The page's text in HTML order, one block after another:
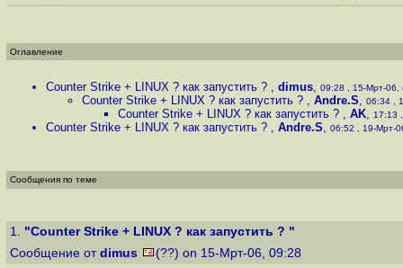
Оглавление
Counter Strike + LINUX ? как запустить ? , dimus, 09:28 , 15-Мрт-06,
Counter Strike + LINUX ? как запустить ? , Andre.S, 06:34 ,
Counter Strike + LINUX ? как запустить ? , AK, 17:13
Counter Strike + LINUX ? как запустить ? , Andre.S, 06:52 , 19-Мрт-
Сообщения по теме
1. "Counter Strike + LINUX ? как запустить ? "
Сообщение от dimus (??) on 15-Мрт-06, 09:28